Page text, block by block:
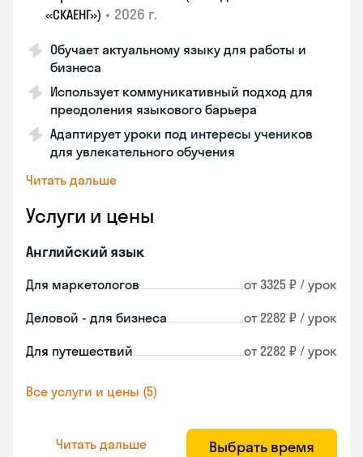
«СКАЕНГ») • 2026 г.
Обучает актуальному языку для работы и
бизнеса
Использует коммуникативный подход для
преодоления языкового барьера
Адаптирует уроки под интересы учеников
для увлекательного обучения
Читать дальше
Услуги и цены
Английский язык
Для маркетологов от 3325 ₽ / урок
Деловой - для бизнеса от 2282 ₽ / урок
Для путешествий от 2282 ₽ / урок
Все услуги и цены (5)
Читать дальше Выбрать время